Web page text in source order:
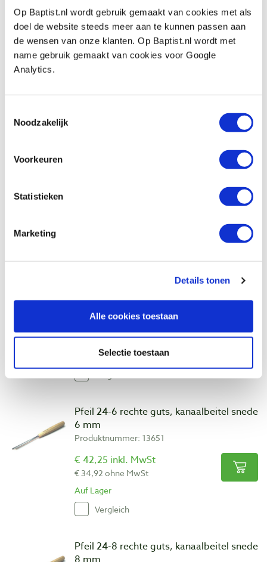
Op Baptist.nl wordt gebruik gemaakt van cookies met als
doel de website steeds meer aan te kunnen passen aan
de wensen van onze klanten. Op Baptist.nl wordt met
name gebruik gemaakt van cookies voor Google
Analytics.
Noodzakelijk
Voorkeuren
Statistieken
Marketing
Details tonen
Alle cookies toestaan
Selectie toestaan
Pfeil 23-6 rechte guts, kistbeitel snede 6
mm
Produktnummer: 13648
€ 42,25 inkl. MwSt
Pfeil 24-4 rechte guts, kanaalbeitel snede
Produktnummer: 24689
€ 34,92 ohne MwSt
Auf Lager
Pfeil 24-6 rechte guts, kanaalbeitel snede
6 mm
Produktnummer: 13651
€ 42,25 inkl. MwSt
€ 34,92 ohne MwSt
Auf Lager
Vergleich
Pfeil 24-8 rechte guts, kanaalbeitel snede